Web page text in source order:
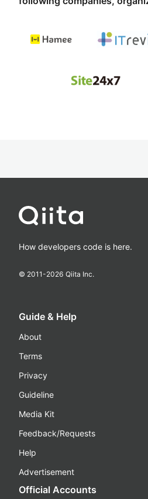
How developers code is here.
© 2011-2026 Qiita Inc.
Guide & Help
About
Terms
Privacy
Guideline
Media Kit
Feedback/Requests
Help
Advertisement
Official Accounts